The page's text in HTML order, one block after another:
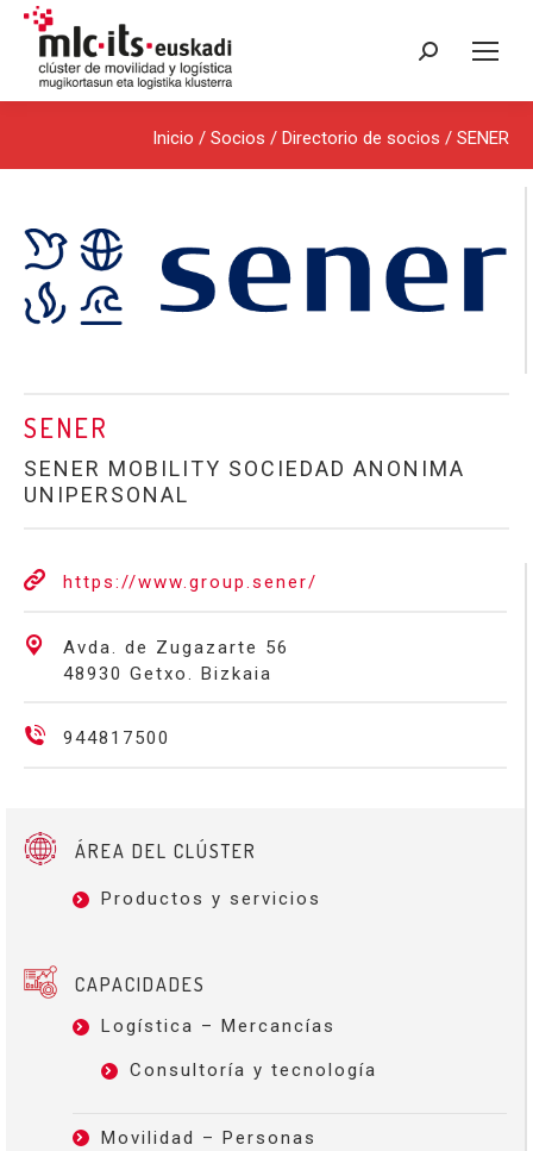
Buscar:
Inicio / Socios / Directorio de socios / SENER
SENER
SENER MOBILITY SOCIEDAD ANONIMA
UNIPERSONAL
https://www.group.sener/
Avda. de Zugazarte 56
48930 Getxo. Bizkaia
944817500
ÁREA DEL CLÚSTER
Productos y servicios
CAPACIDADES
Logística – Mercancías
Consultoría y tecnología
Movilidad – Personas